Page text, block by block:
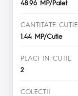
48.96 MP/Palet
CANTITATE CUTIE
1.44 MP/Cutie
PLACI IN CUTIE
2
COLECTII